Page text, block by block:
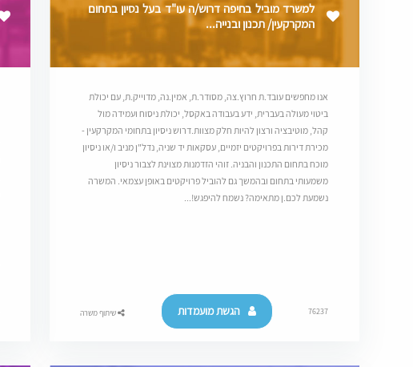
למשרד מוביל בחיפה דרוש/ה עו"ד בעל נסיון בתחום
המקרקעין/ תכנון ובנייה...
אנו מחפשים עובד.ת חרוץ.צה, מסודר.ת, אמין.נה, מדוייק.ת, עם יכולת
ביטוי מעולה בעברית, ידע בעבודה באקסל, יכולת ניסוח ועמידה מול
קהל, מוטיבציה ורצון להיות חלק מצוות.דרוש ניסיון בתחומי המקרקעין -
מכירת דירות בפרויקטים יזמיים, עסקאות יד שניה, נדל"ן מניב ו/או ניסיון
מוכח בתחום התכנון והבניה. זוהי הזדמנות מצוינת לצבור ניסיון
משמעותי בתחום ובהמשך גם להוביל פרויקטים באופן עצמאי. המשרה
נשמעת לכם.ן מתאימה? נשמח להיפגש!...
76237 הגשת מועמדות שיתוף משרה